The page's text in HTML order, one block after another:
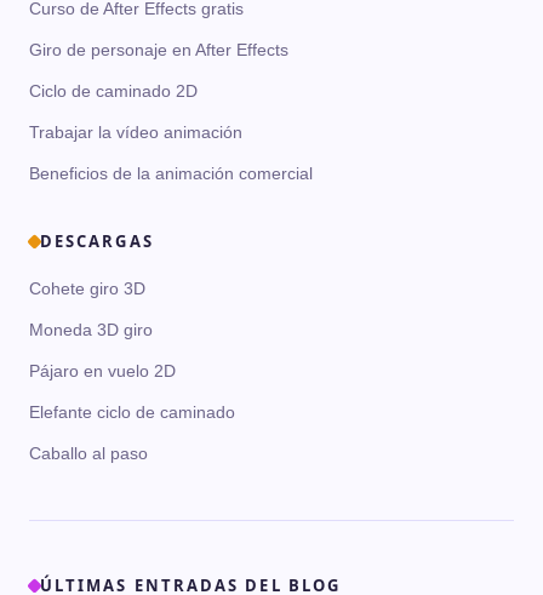
Curso de After Effects gratis
Giro de personaje en After Effects
Ciclo de caminado 2D
Trabajar la vídeo animación
Beneficios de la animación comercial
DESCARGAS
Cohete giro 3D
Moneda 3D giro
Pájaro en vuelo 2D
Elefante ciclo de caminado
Caballo al paso
ÚLTIMAS ENTRADAS DEL BLOG